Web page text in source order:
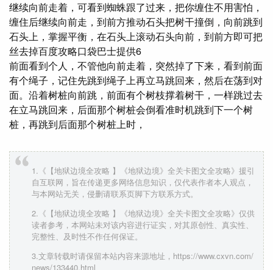
继续向前走着，可看到蜘蛛跟了过来，把你缠住不用害怕，
缠住后继续向前走，到前方推动石头把树干撞倒，向前跳到
石头上，掌握平衡，在石头上滚动石头向前，到前方即可把
丝去掉百度攻略口袋巴士提供6
前面看到个人，不管他向前走着，突然掉了下来，看到前面
有个绳子，记住先跳到绳子上再立马跳回来，然后在荡到对
面。沿着树桩向前跳，前面有个树枝撑着树干，一样跳过去
在立马跳回来，后面那个树桩会倒看准时机跳到下一个树
桩，再跳到后面那个树桩上时，
1.《【地狱边境全攻略 】《地狱边境》全关卡图文全攻略》援引
自互联网，旨在传递更多网络信息知识，仅代表作者本人观点，
与本网站无关，侵删请联系页脚下方联系方式。
2.《【地狱边境全攻略 】《地狱边境》全关卡图文全攻略》仅供
读者参考，本网站未对该内容进行证实，对其原创性、真实性、
完整性、及时性不作任何保证。
3.文章转载时请保留本站内容来源地址，https://www.cxvn.com/
news/133440.html